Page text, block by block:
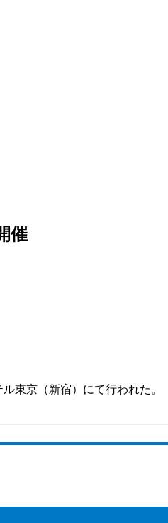
催
東京（新宿）にて行われた